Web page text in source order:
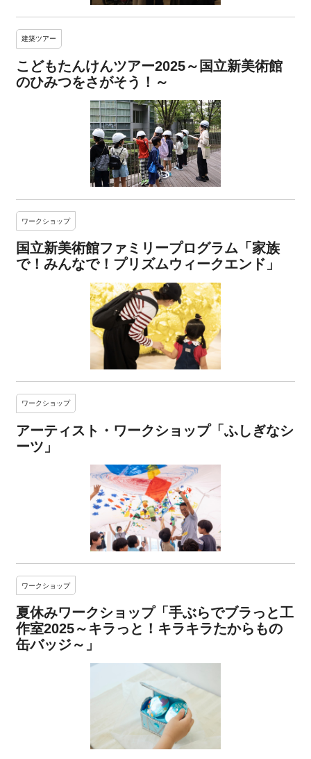
建築ツアー
こどもたんけんツアー2025～国立新美術館
のひみつをさがそう！～
ワークショップ
国立新美術館ファミリープログラム「家族
で！みんなで！プリズムウィークエンド」
ワークショップ
アーティスト・ワークショップ「ふしぎなシ
ーツ」
ワークショップ
夏休みワークショップ「手ぶらでブラっと工
作室2025～キラっと！キラキラたからもの
缶バッジ～」